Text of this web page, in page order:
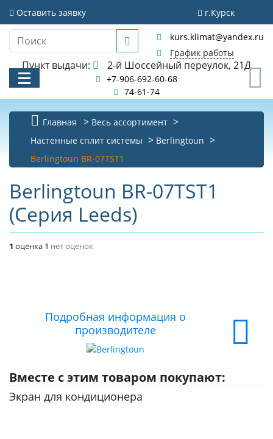
Оставить заявку г.Курск
kurs.klimat@yandex.ru
График работы
Пункт выдачи: 2-й Шоссейный переулок, 21Д
+7-906-692-60-68
74-61-74
КАТАЛОГ
АКЦИИ И РАСПРОДАЖИ
УСЛУГИ
БИБЛИОТЕКА
ДОСТАВКА
Главная
Весь ассортимент
Настенные сплит системы
Berlingtoun
Berlingtoun BR-07TST1
Berlingtoun BR-07TST1
(Серия Leeds)
1 оценка 1 нет оценок
Подробная информация о
производителе
Вместе с этим товаром покупают:
Экран для кондиционера